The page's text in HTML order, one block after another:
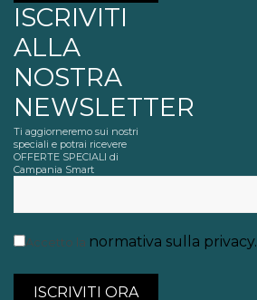
ISCRIVITI
ALLA
NOSTRA
NEWSLETTER
Ti aggiorneremo sui nostri
speciali e potrai ricevere
OFFERTE SPECIALI di
Campania Smart
Accetto la normativa sulla privacy.